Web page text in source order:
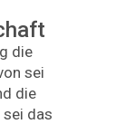
die
sei
die
das